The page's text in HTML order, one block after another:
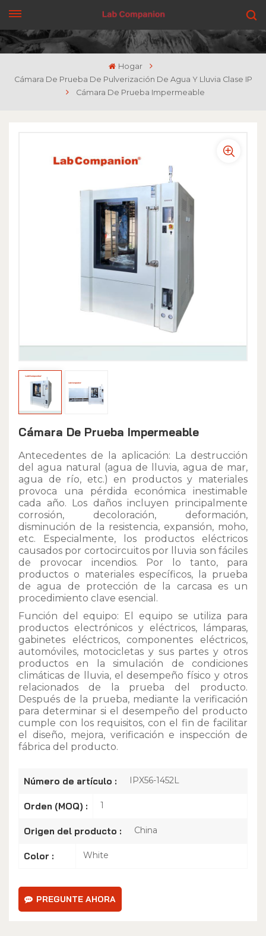
CONSIGUE UNA COTIZACIÓN
Hogar
Cámara De Prueba De Pulverización De Agua Y Lluvia Clase IP
Cámara De Prueba Impermeable
Cámara De Prueba Impermeable
Antecedentes de la aplicación: La destrucción
del agua natural (agua de lluvia, agua de mar,
agua de río, etc.) en productos y materiales
provoca una pérdida económica inestimable
cada año. Los daños incluyen principalmente
corrosión, decoloración, deformación,
disminución de la resistencia, expansión, moho,
etc. Especialmente, los productos eléctricos
causados por cortocircuitos por lluvia son fáciles
de provocar incendios. Por lo tanto, para
productos o materiales específicos, la prueba
de agua de protección de la carcasa es un
procedimiento clave esencial.
Función del equipo: El equipo se utiliza para
productos electrónicos y eléctricos, lámparas,
gabinetes eléctricos, componentes eléctricos,
automóviles, motocicletas y sus partes y otros
productos en la simulación de condiciones
climáticas de lluvia, el desempeño físico y otros
relacionados de la prueba del producto.
Después de la prueba, mediante la verificación
para determinar si el desempeño del producto
cumple con los requisitos, con el fin de facilitar
el diseño, mejora, verificación e inspección de
fábrica del producto.
Número de artículo : IPX56-1452L
Orden (MOQ) : 1
Origen del producto : China
Color : White
PREGUNTE AHORA